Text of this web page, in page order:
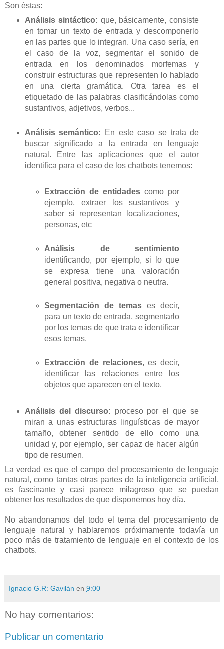
Son éstas:
Análisis sintáctico: que, básicamente, consiste
en tomar un texto de entrada y descomponerlo
en las partes que lo integran. Una caso sería, en
el caso de la voz, segmentar el sonido de
entrada en los denominados morfemas y
construir estructuras que representen lo hablado
en una cierta gramática. Otra tarea es el
etiquetado de las palabras clasificándolas como
sustantivos, adjetivos, verbos...
Análisis semántico: En este caso se trata de
buscar significado a la entrada en lenguaje
natural. Entre las aplicaciones que el autor
identifica para el caso de los chatbots tenemos:
Extracción de entidades como por
ejemplo, extraer los sustantivos y
saber si representan localizaciones,
personas, etc
Análisis de sentimiento
identificando, por ejemplo, si lo que
se expresa tiene una valoración
general positiva, negativa o neutra.
Segmentación de temas es decir,
para un texto de entrada, segmentarlo
por los temas de que trata e identificar
esos temas.
Extracción de relaciones, es decir,
identificar las relaciones entre los
objetos que aparecen en el texto.
Análisis del discurso: proceso por el que se
miran a unas estructuras linguísticas de mayor
tamaño, obtener sentido de ello como una
unidad y, por ejemplo, ser capaz de hacer algún
tipo de resumen.
La verdad es que el campo del procesamiento de lenguaje
natural, como tantas otras partes de la inteligencia artificial,
es fascinante y casi parece milagroso que se puedan
obtener los resultados de que disponemos hoy día.
No abandonamos del todo el tema del procesamiento de
lenguaje natural y hablaremos próximamente todavía un
poco más de tratamiento de lenguaje en el contexto de los
chatbots.
Ignacio G.R: Gavilán en 9:00
No hay comentarios:
Publicar un comentario